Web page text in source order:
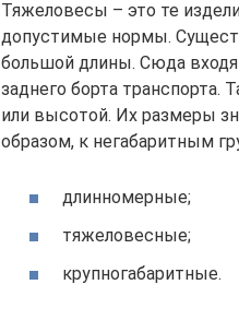
Тяжеловесы – это те
допустимые нормы.
большой длины. Сюда
заднего борта транспорта.
или высотой. Их размеры
образом, к негабаритным
длинномерные;
тяжеловесные;
крупногабаритные.